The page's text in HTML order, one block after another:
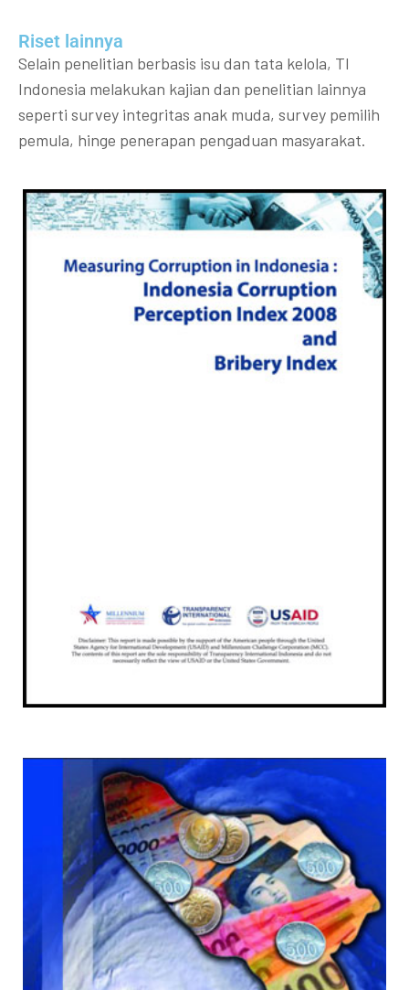
Riset lainnya​​
Selain penelitian berbasis isu dan tata kelola, TI
Indonesia melakukan kajian dan penelitian lainnya
seperti survey integritas anak muda, survey pemilih
pemula, hinge penerapan pengaduan masyarakat.